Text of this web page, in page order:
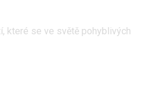
které se ve světě pohyblivých